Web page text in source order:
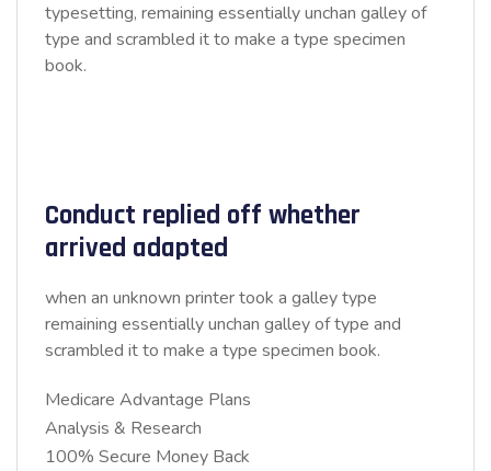
typesetting, remaining essentially unchan galley of
type and scrambled it to make a type specimen
book.
Conduct replied off whether
arrived adapted
when an unknown printer took a galley type
remaining essentially unchan galley of type and
scrambled it to make a type specimen book.
Medicare Advantage Plans
Analysis & Research
100% Secure Money Back